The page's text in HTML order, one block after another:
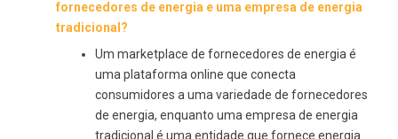
fornecedores de energia e uma empresa de energia
tradicional?
Um marketplace de fornecedores de energia é
uma plataforma online que conecta
consumidores a uma variedade de fornecedores
de energia, enquanto uma empresa de energia
tradicional é uma entidade que fornece energia